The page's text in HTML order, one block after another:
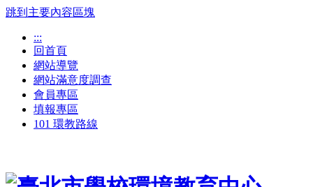
跳到主要內容區塊
:::
回首頁
網站導覽
網站滿意度調查
會員專區
填報專區
101 環教路線